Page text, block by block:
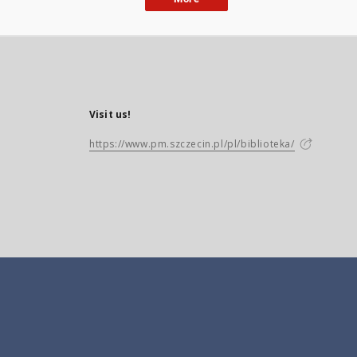
Visit us!
https://www.pm.szczecin.pl/pl/biblioteka/